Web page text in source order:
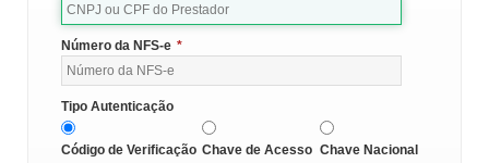
Número da NFS-e *
Tipo Autenticação
Código de Verificação Chave de Acesso Chave Nacional